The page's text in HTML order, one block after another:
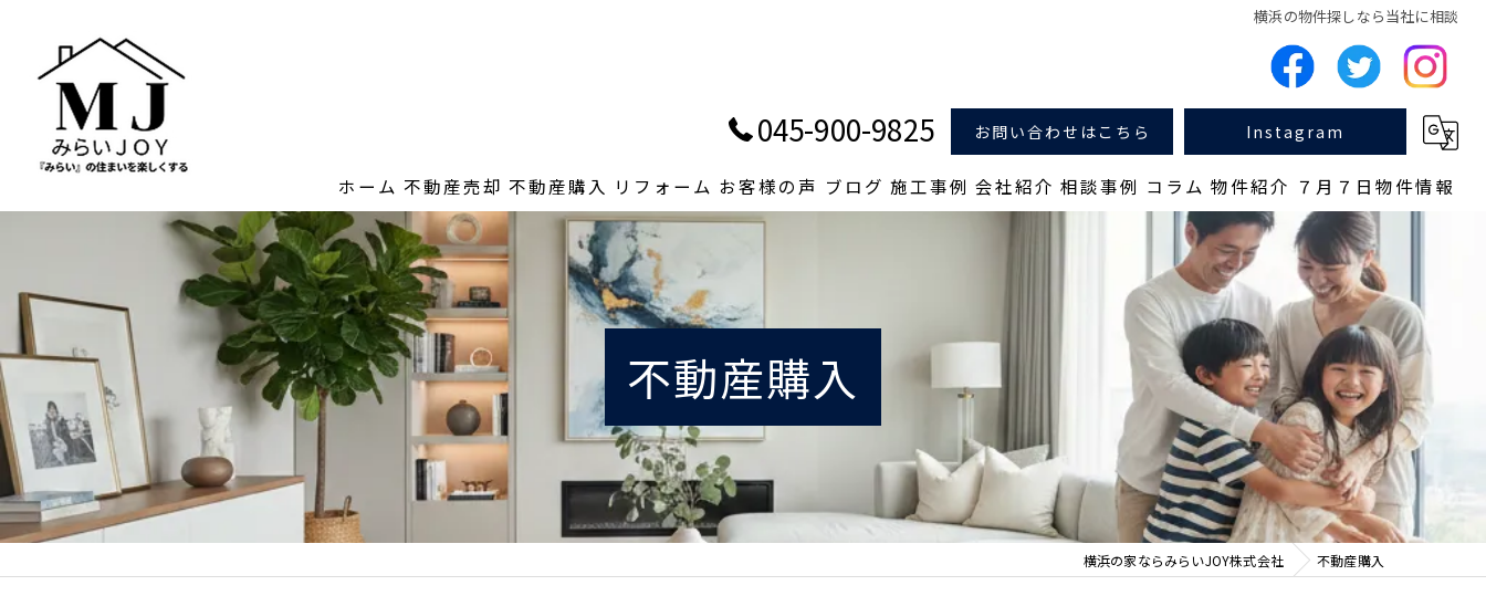
横浜の物件探しなら当社に相談
045-900-9825 お問い合わせはこちら Instagram
ホーム 不動産売却 不動産購入 リフォーム お客様の声 ブログ 施工事例 会社紹介
不動産投資
賃貸管理
相談事例 コラム 物件紹介
物件
７月７日物件情報
不動産購入
横浜の家ならみらいJOY株式会社 不動産購入